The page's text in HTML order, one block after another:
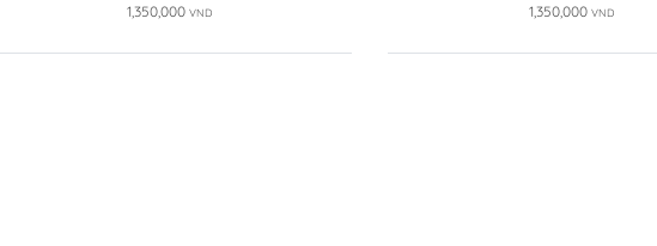
(DG-PP01b)
1,350,000 VND
(DG-PP01a)
1,350,000 VND